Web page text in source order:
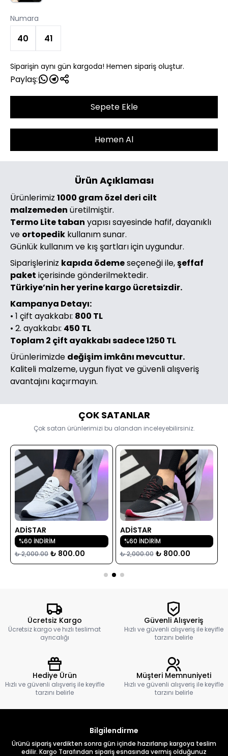
Numara
40 41
Siparişin aynı gün kargoda! Hemen sipariş oluştur.
Paylaş:
Sepete Ekle
Hemen Al
Ürün Açıklaması
Ürünlerimiz 1000 gram özel deri cilt
malzemeden üretilmiştir.
Termo Lite taban yapısı sayesinde hafif, dayanıklı
ve ortopedik kullanım sunar.
Günlük kullanım ve kış şartları için uygundur.
Siparişleriniz kapıda ödemeseçeneği ile,şeffaf
paket içerisinde gönderilmektedir.
Türkiye’nin her yerine kargo ücretsizdir.
Kampanya Detayı:
• 1 çift ayakkabı: 800 TL
• 2. ayakkabı: 450 TL
Toplam 2 çift ayakkabı sadece 1250 TL
Ürünlerimizde değişim imkânı mevcuttur.
Kaliteli malzeme, uygun fiyat ve güvenli alışveriş
avantajını kaçırmayın.
ÇOK SATANLAR
Çok satan ürünlerimizi bu alandan inceleyebilirsiniz.
ADİSTAR
%60 İNDİRİM
₺ 2,000.00 ₺ 800.00
ADİSTAR
%60 İNDİRİM
₺ 2,000.00 ₺ 800.00
Ücretsiz Kargo
Ücretsiz kargo ve hızlı teslimat
ayrıcalığı
Güvenli Alışveriş
Hızlı ve güvenli alışveriş ile keyifle
tarzını belirle
Hediye Ürün
Hızlı ve güvenli alışveriş ile keyifle
tarzını belirle
Müşteri Memnuniyeti
Hızlı ve güvenli alışveriş ile keyifle
tarzını belirle
Bilgilendirme
Ürünü sipariş verdikten sonra gün içinde hazırlanıp kargoya teslim
edilir. Kargo Tarafından sipariş esnasında vermiş olduğunuz